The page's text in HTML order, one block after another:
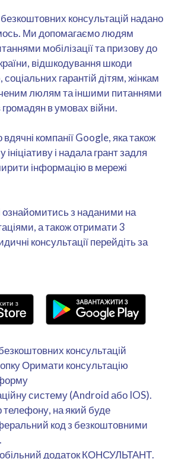
консультацій надано
Ми допомагаємо людям
мобілізації та призову до
відшкодування шкоди
гарантій дітям, жінкам
люлям та іншими питаннями
в умовах війни.
компанії Google, яка також
і надала грант задля
інформацію в мережі
з наданими на
а також отримати 3
консультації перейдіть за
консультацій
Оримати консультацію
систему (Android або IOS).
телефону, на який буде
код з безкоштовними
додаток КОНСУЛЬТАНТ.